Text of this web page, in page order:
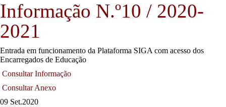
Informação N.º10 / 2020-
2021
Entrada em funcionamento da Plataforma SIGA com acesso dos
Encarregados de Educação
Consultar Informação
Consultar Anexo
09 Set.2020